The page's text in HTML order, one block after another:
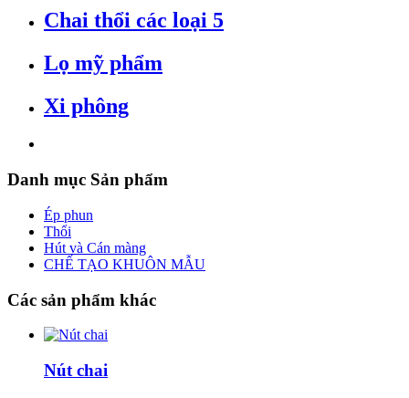
Chai thổi các loại 5
Lọ mỹ phẩm
Xi phông
Danh mục Sản phẩm
Ép phun
Thổi
Hút và Cán màng
CHẾ TẠO KHUÔN MẪU
Các sản phẩm khác
Nút chai